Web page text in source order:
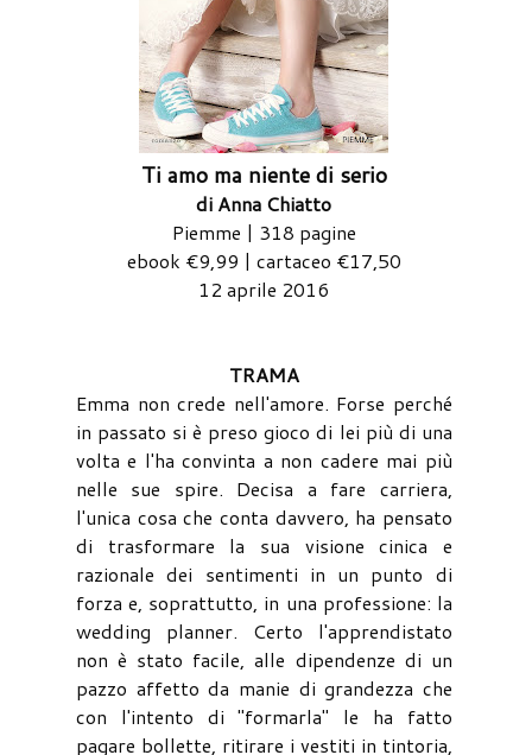
Ti amo ma niente di serio
di Anna Chiatto
Piemme | 318 pagine
ebook €9,99 | cartaceo €17,50
12 aprile 2016
TRAMA
Emma non crede nell'amore. Forse perché
in passato si è preso gioco di lei più di una
volta e l'ha convinta a non cadere mai più
nelle sue spire. Decisa a fare carriera,
l'unica cosa che conta davvero, ha pensato
di trasformare la sua visione cinica e
razionale dei sentimenti in un punto di
forza e, soprattutto, in una professione: la
wedding planner. Certo l'apprendistato
non è stato facile, alle dipendenze di un
pazzo affetto da manie di grandezza che
con l'intento di "formarla" le ha fatto
pagare bollette, ritirare i vestiti in tintoria,